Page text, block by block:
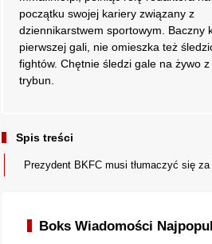
początku swojej kariery związany z
dziennikarstwem sportowym. Baczny
pierwszej gali, nie omieszka też
fightów. Chętnie śledzi gale na żywo
trybun.
Spis treści
Prezydent BKFC musi tłumaczyć się
Boks Wiadomości